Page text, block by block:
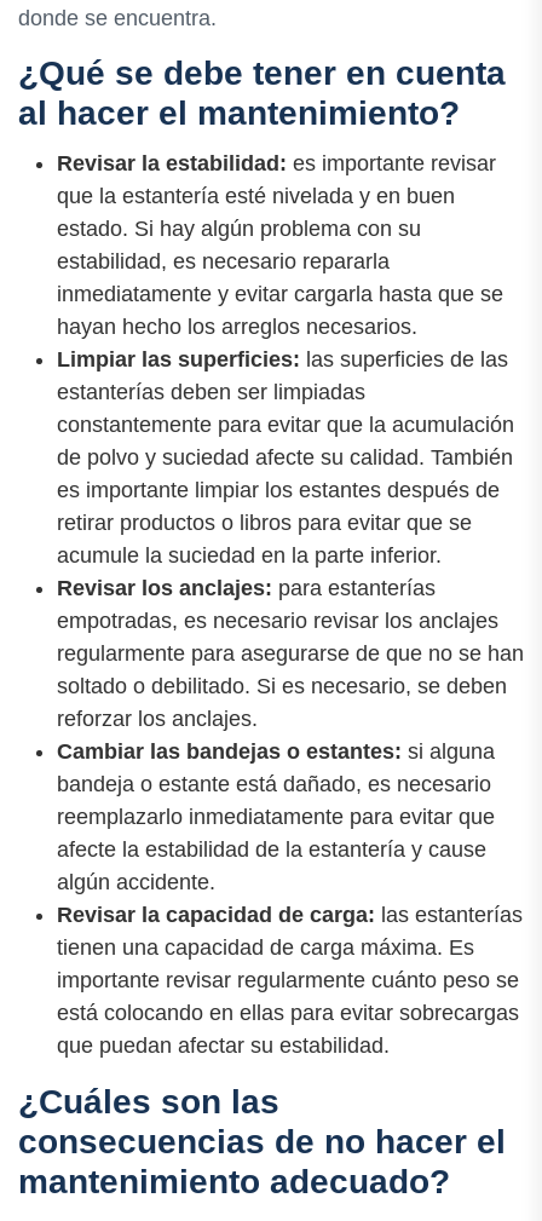
donde se encuentra.
¿Qué se debe tener en cuenta
al hacer el mantenimiento?
Revisar la estabilidad: es importante revisar
que la estantería esté nivelada y en buen
estado. Si hay algún problema con su
estabilidad, es necesario repararla
inmediatamente y evitar cargarla hasta que se
hayan hecho los arreglos necesarios.
Limpiar las superficies: las superficies de las
estanterías deben ser limpiadas
constantemente para evitar que la acumulación
de polvo y suciedad afecte su calidad. También
es importante limpiar los estantes después de
retirar productos o libros para evitar que se
acumule la suciedad en la parte inferior.
Revisar los anclajes: para estanterías
empotradas, es necesario revisar los anclajes
regularmente para asegurarse de que no se han
soltado o debilitado. Si es necesario, se deben
reforzar los anclajes.
Cambiar las bandejas o estantes: si alguna
bandeja o estante está dañado, es necesario
reemplazarlo inmediatamente para evitar que
afecte la estabilidad de la estantería y cause
algún accidente.
Revisar la capacidad de carga: las estanterías
tienen una capacidad de carga máxima. Es
importante revisar regularmente cuánto peso se
está colocando en ellas para evitar sobrecargas
que puedan afectar su estabilidad.
¿Cuáles son las
consecuencias de no hacer el
mantenimiento adecuado?